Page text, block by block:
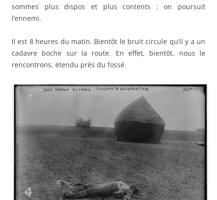
sommes plus dispos et plus contents : on poursuit
l’ennemi.
Il est 8 heures du matin. Bientôt le bruit circule qu’il y a un
cadavre boche sur la route. En effet, bientôt, nous le
rencontrons, étendu près du fossé.